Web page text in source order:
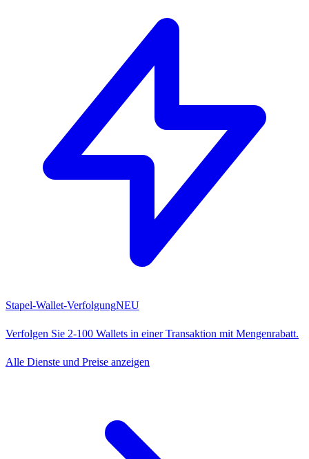
Stapel-Wallet-VerfolgungNEU
Verfolgen Sie 2-100 Wallets in einer Transaktion mit Mengenrabatt.
Alle Dienste und Preise anzeigen